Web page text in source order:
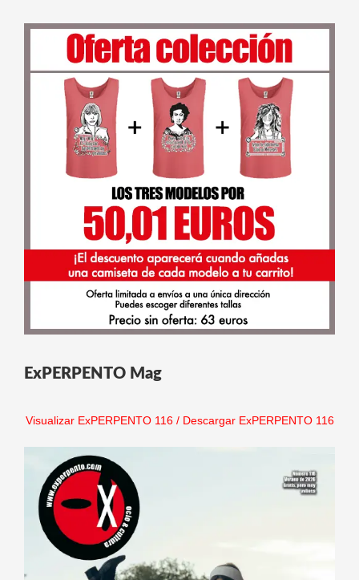
ExPERPENTO Mag
Visualizar ExPERPENTO 116/ Descargar ExPERPENTO 116